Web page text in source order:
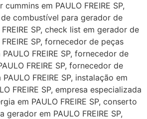
em PAULO FREIRE SP,
combustível para gerador de
SP, check list em gerador de
SP, fornecedor de peças
FREIRE SP, fornecedor de
FREIRE SP, fornecedor de
FREIRE SP, instalação em
FREIRE SP, empresa especializada
em PAULO FREIRE SP, conserto
em PAULO FREIRE SP,